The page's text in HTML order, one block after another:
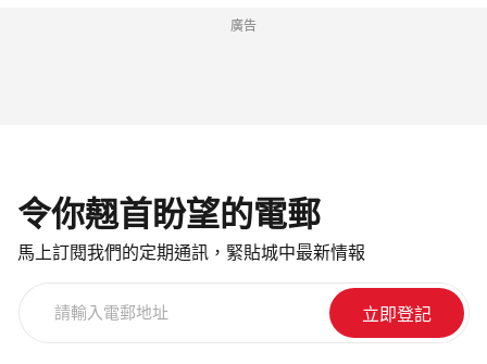
廣告
令你翹首盼望的電郵
馬上訂閱我們的定期通訊，緊貼城中最新情報